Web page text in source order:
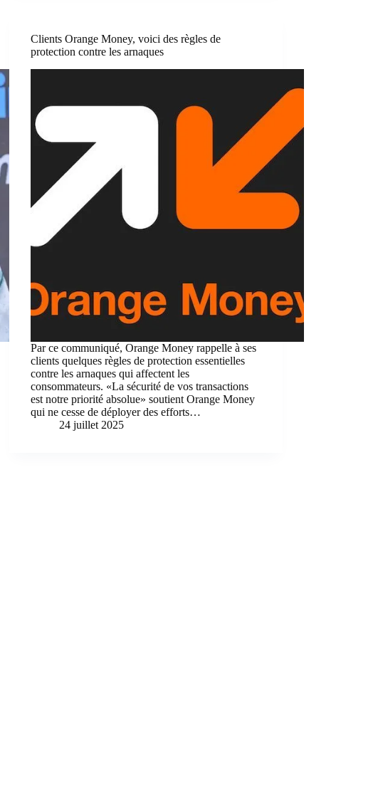
Clients Orange Money, voici des règles de
protection contre les arnaques
Par ce communiqué, Orange Money rappelle à ses
clients quelques règles de protection essentielles
contre les arnaques qui affectent les
consommateurs. «La sécurité de vos transactions
est notre priorité absolue» soutient Orange Money
qui ne cesse de déployer des efforts…
24 juillet 2025